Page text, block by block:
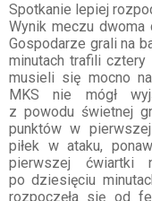
Spotkanie lepiej
Wynik meczu dwoma
Gospodarze grali na
minutach trafili
musieli się mocno
MKS nie mógł
z powodu świetnej
punktów w
piłek w ataku,
pierwszej ćwiartki
po dziesięciu
rozpoczęła się od